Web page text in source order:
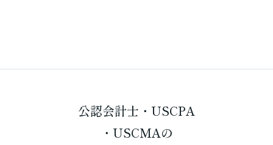
公認会計士・USCPA
・USCMAの